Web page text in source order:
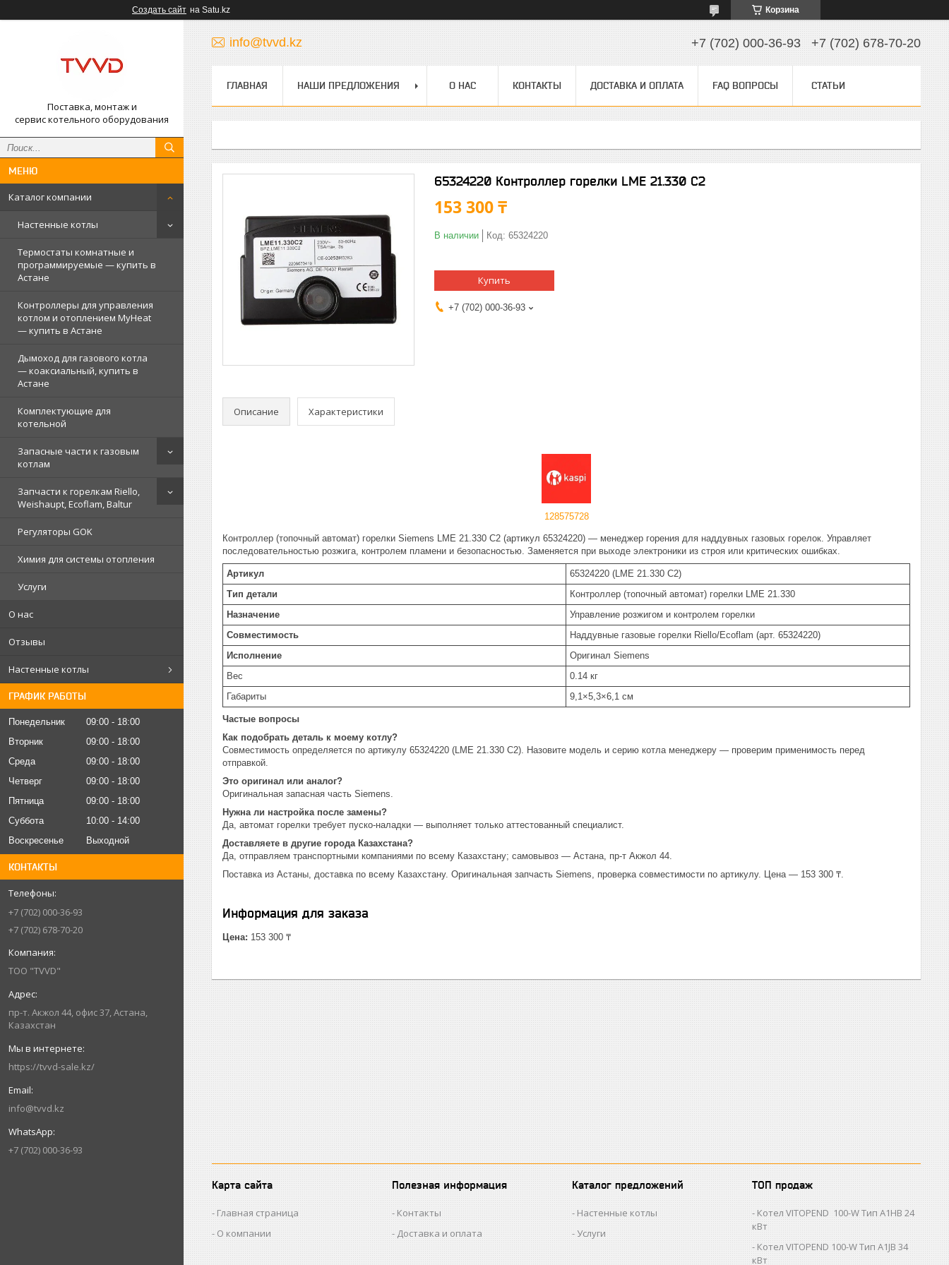
Создать сайт на Satu.kz Корзина
Поставка, монтаж и
сервис котельного оборудования
Каталог компании
Настенные котлы
Термостаты комнатные и
программируемые — купить в
Астане
Контроллеры для управления
котлом и отоплением MyHeat
— купить в Астане
Дымоход для газового котла
— коаксиальный, купить в
Астане
Комплектующие для
котельной
Запасные части к газовым
котлам
Запчасти к горелкам Riello,
Weishaupt, Ecoflam, Baltur
Регуляторы GOK
Химия для системы отопления
Услуги
О нас
Отзывы
Настенные котлы
ГРАФИК РАБОТЫ
Понедельник 09:00
18:00
Вторник
09:00
18:00
Среда
09:00
18:00
Четверг
09:00
18:00
Пятница
09:00
18:00
Суббота
10:00
14:00
Воскресенье
Выходной
КОНТАКТЫ
+7 (702) 000-36-93
+7 (702) 678-70-20
ТОО "TVVD"
пр-т. Акжол 44, офис 37, Астана,
Казахстан
https://tvvd-sale.kz/
info@tvvd.kz
+7 (702) 000-36-93
info@tvvd.kz +7 (702) 000-36-93 +7 (702) 678-70-20
ГЛАВНАЯ НАШИ ПРЕДЛОЖЕНИЯ О НАС КОНТАКТЫ ДОСТАВКА И ОПЛАТА FAQ ВОПРОСЫ СТАТЬИ
65324220 Контроллер горелки LME 21.330 C2
153 300 ₸
В наличии Код: 65324220
Купить
+7 (702) 000-36-93
Описание Характеристики
128575728
Контроллер (топочный автомат) горелки Siemens LME 21.330 C2 (артикул 65324220) — менеджер горения для наддувных газовых горелок. Управляет
последовательностью розжига, контролем пламени и безопасностью. Заменяется при выходе электроники из строя или критических ошибках.
Артикул
65324220 (LME 21.330 C2)
Тип детали
Контроллер (топочный автомат) горелки LME 21.330
Назначение
Управление розжигом и контролем горелки
Совместимость
Наддувные газовые горелки Riello/Ecoflam (арт. 65324220)
Исполнение
Оригинал Siemens
Вес
0.14 кг
Габариты
9,1×5,3×6,1 см
Частые вопросы
Как подобрать деталь к моему котлу?
Совместимость определяется по артикулу 65324220 (LME 21.330 C2). Назовите модель и серию котла менеджеру — проверим применимость перед
отправкой.
Это оригинал или аналог?
Оригинальная запасная часть Siemens.
Нужна ли настройка после замены?
Да, автомат горелки требует пуско-наладки — выполняет только аттестованный специалист.
Доставляете в другие города Казахстана?
Да, отправляем транспортными компаниями по всему Казахстану; самовывоз — Астана, пр-т Акжол 44.
Поставка из Астаны, доставка по всему Казахстану. Оригинальная запчасть Siemens, проверка совместимости по артикулу. Цена — 153 300 ₸.
Информация для заказа
Цена: 153 300 ₸
Карта сайта
Главная страница
О компании
Полезная информация
Контакты
Доставка и оплата
Каталог предложений
Настенные котлы
Услуги
ТОП продаж
Котел VITOPEND 100-W Тип A1HB 24
кВт
Котел VITOPEND 100-W Тип A1JB 34
кВт